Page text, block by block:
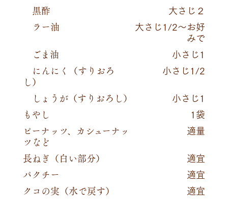
黒酢 大さじ２
ラー油 大さじ1/2～お好
みで
ごま油 小さじ1
にんにく（すりおろ
し）
小さじ1/2
しょうが（すりおろし） 小さじ1
もやし 1袋
ピーナッツ、カシューナッ
ツなど
適量
長ねぎ（白い部分） 適宜
パクチー 適宜
クコの実（水で戻す） 適宜